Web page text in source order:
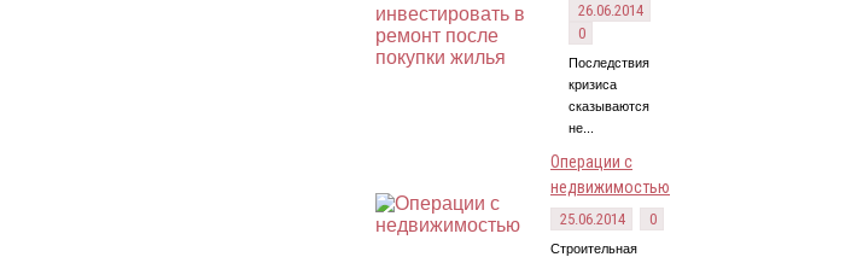
26.06.2014
0
Последствия
кризиса
сказываются
не...
Операции с
недвижимостью
25.06.2014 0
Строительная